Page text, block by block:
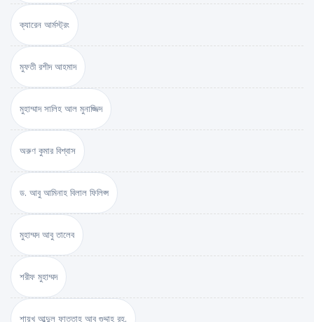
ক্যারেন আর্মস্ট্রং
মুফতী রশীদ আহমাদ
মুহাম্মাদ সালিহ আল মুনাজ্জিদ
অরুণ কুমার বিশ্বাস
ড. আবু আমিনাহ বিলাল ফিলিপ্স
মুহাম্মদ আবু তালেব
শরীফ মুহাম্মদ
শায়খ আব্দুল ফাত্তাহ আবু গুদ্দাহ রহ.